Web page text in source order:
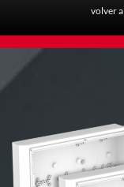
volver a